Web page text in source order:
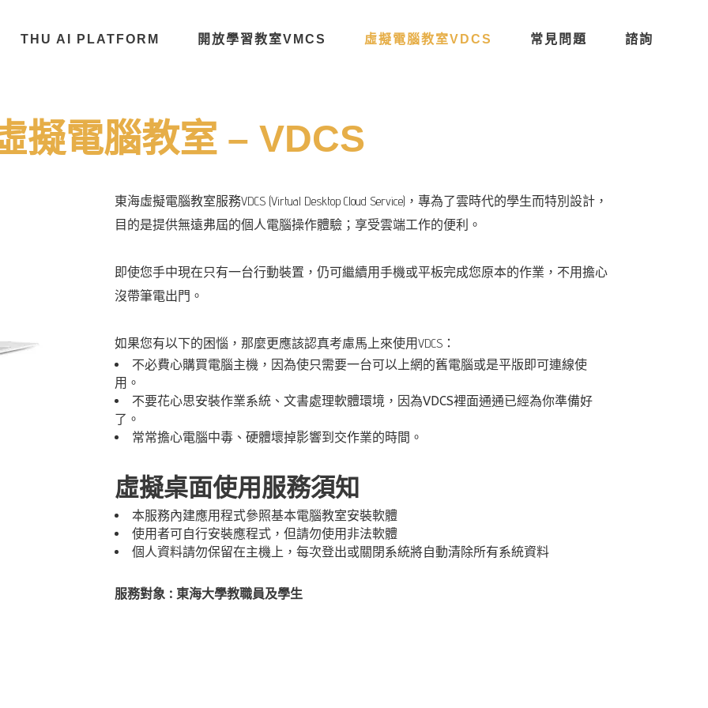
THU AI PLATFORM 開放學習教室VMCS 虛擬電腦教室VDCS 常見問題 諮詢
擬電腦教室 – VDCS
東海虛擬電腦教室服務VDCS (Virtual Desktop Cloud Service)，專為了雲時代的學生而特別設計，
目的是提供無遠弗屆的個人電腦操作體驗；享受雲端工作的便利。
即使您手中現在只有一台行動裝置，仍可繼續用手機或平板完成您原本的作業，不用擔心
沒帶筆電出門。
如果您有以下的困惱，那麼更應該認真考慮馬上來使用VDCS：
不必費心購買電腦主機，因為使只需要一台可以上網的舊電腦或是平版即可連線使
用。
不要花心思安裝作業系統、文書處理軟體環境，因為VDCS裡面通通已經為你準備好
了。
常常擔心電腦中毒、硬體壞掉影響到交作業的時間。
虛擬桌面使用服務須知
本服務內建應用程式參照基本電腦教室安裝軟體
使用者可自行安裝應程式，但請勿使用非法軟體
個人資料請勿保留在主機上，每次登出或關閉系統將自動清除所有系統資料
服務對象 : 東海大學教職員及學生